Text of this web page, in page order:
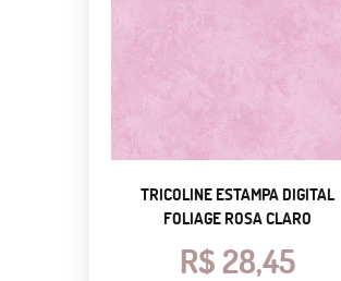
TRICOLINE ESTAMPA DIGITAL
FOLIAGE ROSA CLARO
R$ 28,45